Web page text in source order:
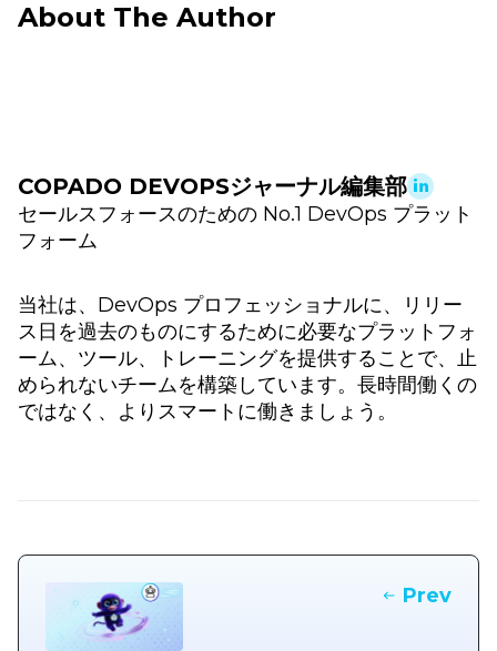
About The Author
COPADO DEVOPSジャーナル編集部
セールスフォースのための No.1 DevOps プラット
フォーム
当社は、DevOps プロフェッショナルに、リリー
ス日を過去のものにするために必要なプラットフォ
ーム、ツール、トレーニングを提供することで、止
められないチームを構築しています。長時間働くの
ではなく、よりスマートに働きましょう。
Prev